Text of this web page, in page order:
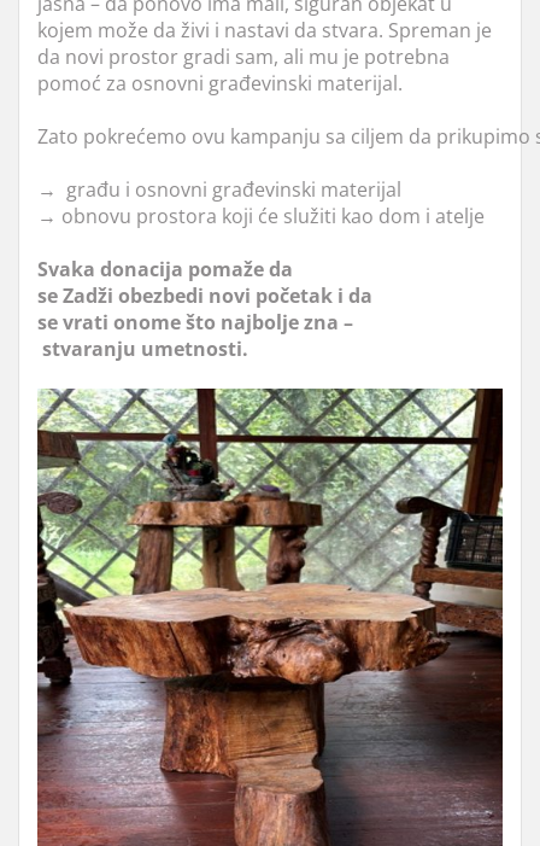
kojem može da živi i nastavi da stvara. Spreman je
da novi prostor gradi sam, ali mu je potrebna
pomoć za osnovni građevinski materijal.
Zato pokrećemo ovu kampanju sa ciljem da prikupimo
→ građu i osnovni građevinski materijal
→ obnovu prostora koji će služiti kao dom i atelje
Svaka donacija pomaže da
se Zadži obezbedi novi početak i da
se vrati onome što najbolje zna –
stvaranju umetnosti.